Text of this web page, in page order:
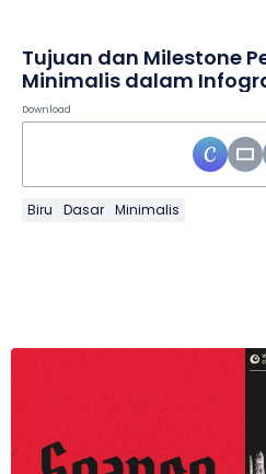
Tujuan dan Milestone
Minimalis dalam
Download
Biru Dasar Minimalis